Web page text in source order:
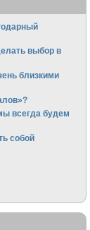
выбор в
близкими
всегда будем
собой